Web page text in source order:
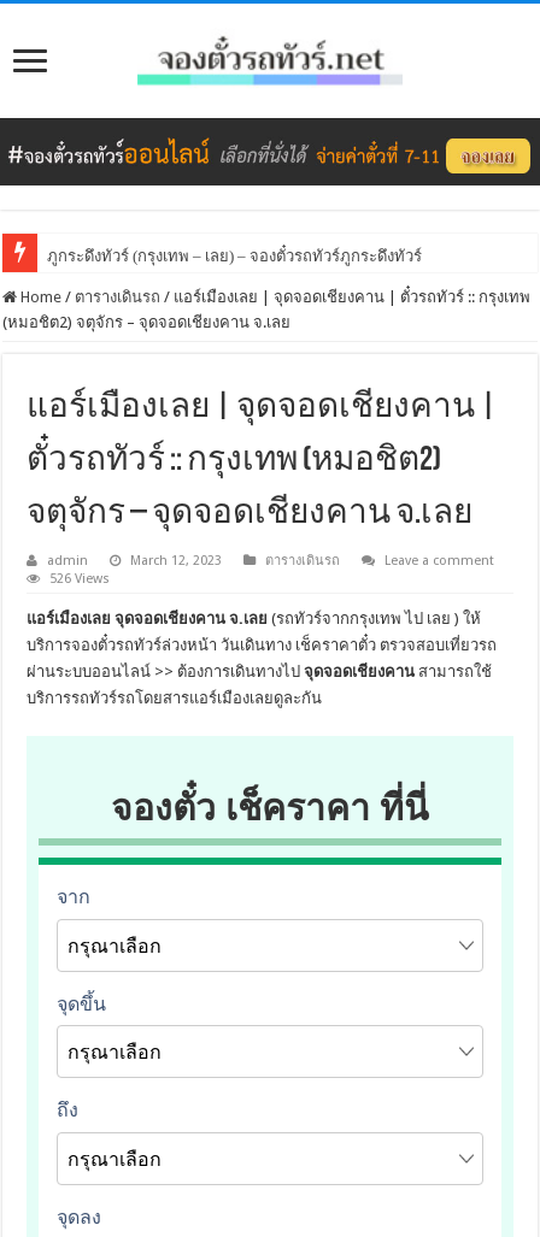
ภูกระดึงทัวร์ (กรุงเทพ – เลย) – จองตั๋วรถทัวร์ภูกระดึงทัวร์
Home / ตารางเดินรถ / แอร์เมืองเลย | จุดจอดเชียงคาน | ตั๋วรถทัวร์ :: กรุงเทพ
(หมอชิต2) จตุจักร – จุดจอดเชียงคาน จ.เลย
แอร์เมืองเลย | จุดจอดเชียงคาน |
ตั๋วรถทัวร์ :: กรุงเทพ (หมอชิต2)
จตุจักร – จุดจอดเชียงคาน จ.เลย
admin March 12, 2023 ตารางเดินรถ
Leave a comment
526 Views
แอร์เมืองเลย จุดจอดเชียงคาน จ.เลย (รถทัวร์จากกรุงเทพ ไป เลย ) ให้
บริการจองตั๋วรถทัวร์ล่วงหน้า วันเดินทาง เช็คราคาตั๋ว ตรวจสอบเที่ยวรถ
ผ่านระบบออนไลน์ >> ต้องการเดินทางไปจุดจอดเชียงคาน สามารถใช้
บริการรถทัวร์รถโดยสารแอร์เมืองเลยดูละกัน
จองตั๋ว เช็คราคา ที่นี่